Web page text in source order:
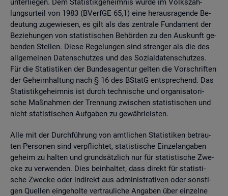
un­ter­lie­gen. Dem Sta­tis­tik­ge­heim­nis wurde im Volks­zäh­
lungs­ur­teil von 1983 (BVerf­GE 65,1) eine her­aus­ra­gen­de Be­
deu­tung zu­ge­wie­sen, es gilt als das zen­tra­le Fun­da­ment der
Be­zie­hun­gen von sta­tis­ti­schen Be­hör­den zu den Aus­kunft ge­
ben­den Stel­len. Diese Re­ge­lun­gen sind stren­ger als die des
all­ge­mei­nen Da­ten­schut­zes und des So­zi­al­da­ten­schut­zes.
Für die Sta­tis­ti­ken der Bun­des­agen­tur gel­ten die Vor­schrif­ten
der Ge­heim­hal­tung nach § 16 des BStatG ent­spre­chend. Das
Sta­tis­tik­ge­heim­nis ist durch tech­ni­sche und or­ga­ni­sa­to­ri­
sche Maß­nah­men der Tren­nung zwi­schen sta­tis­ti­schen und
nicht sta­tis­ti­schen Auf­ga­ben zu ge­währ­leis­ten.
Alle mit der Durch­füh­rung von amt­li­chen Sta­tis­ti­ken be­trau­
ten Per­so­nen sind ver­pflich­tet, sta­tis­ti­sche Ein­zel­an­ga­ben
ge­heim zu hal­ten und grund­sätz­lich nur für sta­tis­ti­sche Zwe­
cke zu ver­wen­den. Dies be­inhal­tet, dass di­rekt für sta­tis­ti­
sche Zwe­cke oder in­di­rekt aus ad­mi­nis­tra­ti­ven oder sons­ti­
gen Quel­len ein­ge­hol­te ver­trau­li­che An­ga­ben über ein­zel­ne